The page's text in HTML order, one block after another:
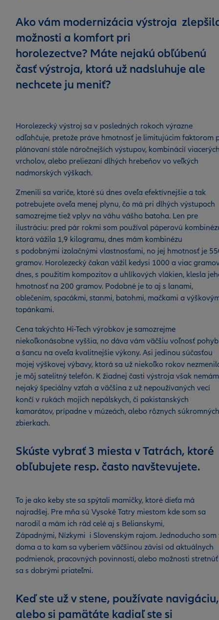
Ako vám modernizácia výstroja
možnosti a komfort pri
horolezectve? Máte nejakú obľúbenú
časť výstroja, ktorá už nadsluhuje ale
nechcete ju meniť?
Horolezecký výstroj sa v posledných rokoch výrazne
odľahčuje, pretože práve hmotnosť je limitujúcim faktorom
plánovaní stále náročnejších výstupov, kombinácií
vrcholov, alebo preliezaní dlhých hrebeňov vo veľkých
nadmorských výškach.
Zmenili sa variče, ktoré sú dnes oveľa efektívnejšie a tak
potrebujete oveľa menej plynu, čo má pri dlhých výstupoch
samozrejme tiež vplyv na váhu vášho batoha. Len pre
ilustráciu: pred pár rokmi som používal páperovú
ktorá vážila 1,9 kilogramu, dnes mám kombinézu
s podobnými izolačnými vlastnosťami, no jej hmotnosť je
gramov. Horolezecký čakan vážil kedysi 1000 a viac
dnes, s použitím kompozitov a uhlíkových vlákien, klesla
hmotnosť na 200 gramov. Podobné je to aj s lanami,
oblečením, spacákmi, stanmi, batohmi, mačkami a
topánkami.
Cena takýchto Hi-Tech výrobkov je samozrejme
niekoľkonásobne vyššia, no dáva vám väčšiu voľnosť
a šancu na oveľa kvalitnejšie výkony. Asi jedinou súčasťou
mojej výškovej výbavy, ktorá sa už niekoľko rokov
je môj satelitný telefón. K žiadnej časti výstroja však nemám
nejaký špeciálny vzťah a väčšina z už nepoužívaných vecí
končí v rukách mojich nepálskych, či pakistanských
kamarátov, prípadne v múzeách, alebo rôznych súkromných
zbierkach.
Skúste vybrať 3 miesta v Tatrách, ktoré
obľubujete resp. často navštevujete.
To je ako keby ste sa spýtali mamičky, ktoré dieťa má
najradšej. Pre mňa sú Vysoké Tatry miestom kde som sa
narodil a mám ich rád celé aj s Belianskymi,
Západnými, Nízkymi i Slovenským rajom. Jednoducho som
doma a to kam sa vyberiem väčšinou závisí od aktuálnych
podmienok, pracovných povinností, alebo možnosti stretnúť
sa s dobrými priateľmi.
Keď ste už v stene, používate navigáciu,
alebo si pamätáte kadiaľ ste si